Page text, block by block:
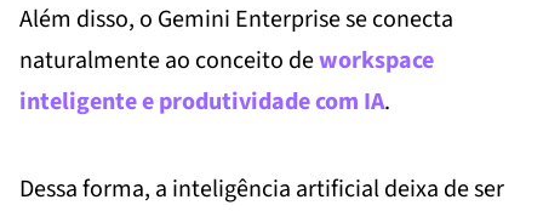
Além disso, o Gemini Enterprise se conecta
naturalmente ao conceito deworkspace
inteligente e produtividade com IA.
Dessa forma, a inteligência artificial deixa de ser